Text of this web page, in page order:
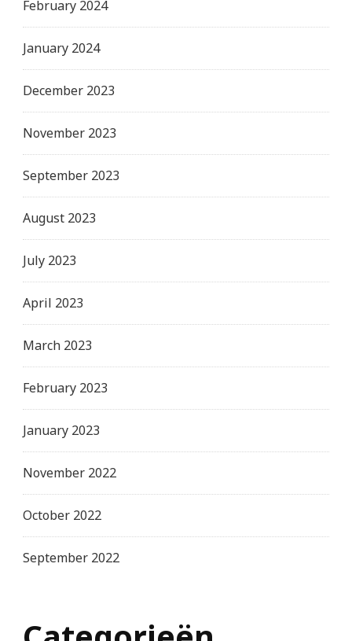
February 2024
January 2024
December 2023
November 2023
September 2023
August 2023
July 2023
April 2023
March 2023
February 2023
January 2023
November 2022
October 2022
September 2022